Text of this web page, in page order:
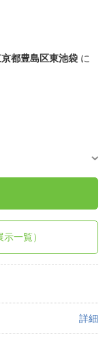
都豊島区東池袋 に
一覧）
詳細